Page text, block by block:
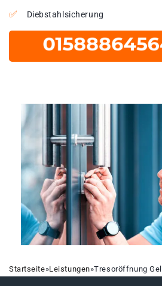
Diebstahlsicherung
Startseite»Leistungen»Tresoröffnung